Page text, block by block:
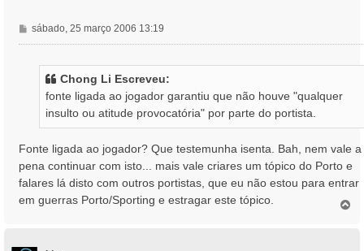
M
e
sábado, 25 março 2006 13:19
Chong Li Escreveu:
fonte ligada ao jogador garantiu que não houve "qualquer
insulto ou atitude provocatória" por parte do portista.
Fonte ligada ao jogador? Que testemunha isenta. Bah, nem vale a
pena continuar com isto... mais vale criares um tópico do Porto e
falares lá disto com outros portistas, que eu não estou para entrar
em guerras Porto/Sporting e estragar este tópico.